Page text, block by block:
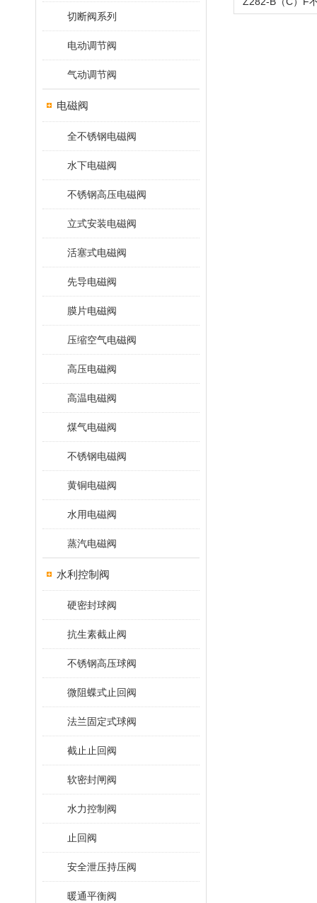
切断阀系列
电动调节阀
气动调节阀
电磁阀
全不锈钢电磁阀
水下电磁阀
不锈钢高压电磁阀
立式安装电磁阀
活塞式电磁阀
先导电磁阀
膜片电磁阀
压缩空气电磁阀
高压电磁阀
高温电磁阀
煤气电磁阀
不锈钢电磁阀
黄铜电磁阀
水用电磁阀
蒸汽电磁阀
水利控制阀
硬密封球阀
抗生素截止阀
不锈钢高压球阀
微阻蝶式止回阀
法兰固定式球阀
截止止回阀
软密封闸阀
水力控制阀
止回阀
安全泄压持压阀
暖通平衡阀